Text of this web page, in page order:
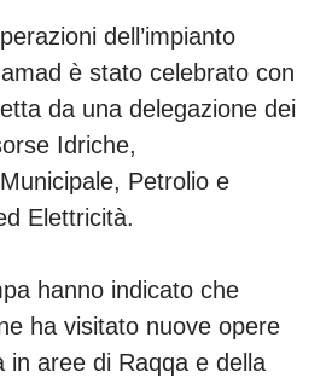
dell’impianto
è stato celebrato con
da una delegazione dei
Idriche,
Petrolio e
Elettricità.
hanno indicato che
ha visitato nuove opere
in aree di Raqqa e della